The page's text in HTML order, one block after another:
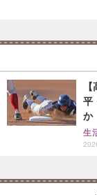
平
か
生